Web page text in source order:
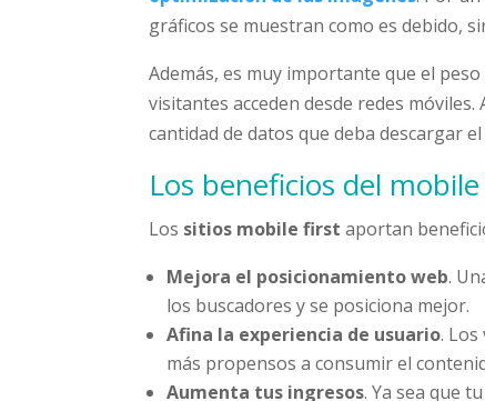
gráficos se muestran como es debido,
Además, es muy importante que el
visitantes acceden desde redes móviles.
cantidad de datos que deba descargar
Los beneficios del
Los sitios mobile first aportan
Mejora el posicionamiento web.
los buscadores y se posiciona mejor.
Afina la experiencia de usuario.
más propensos a consumir el
Aumenta tus ingresos. Ya sea que